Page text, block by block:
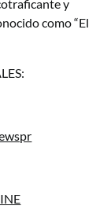
y
como “El